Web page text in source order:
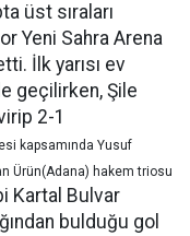
üst sıraları
Yeni Sahra Arena
İlk yarısı ev
geçilirken, Şile
2-1
kapsamında Yusuf
Ürün(Adana) hakem triosu
Kartal Bulvar
bulduğu gol